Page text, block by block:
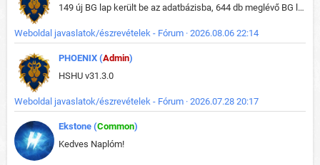
149 új BG lap került be az adatbázisba, 644 db meglévő BG lap módosult, bekerültek az új képek a megváltozott lapokhoz is.
Weboldal javaslatok/észrevételek - Fórum · 2026.08.06 22:14
PHOENIX (Admin)
HSHU v31.3.0
Weboldal javaslatok/észrevételek - Fórum · 2026.07.28 20:17
Ekstone (Common)
Kedves Naplóm!